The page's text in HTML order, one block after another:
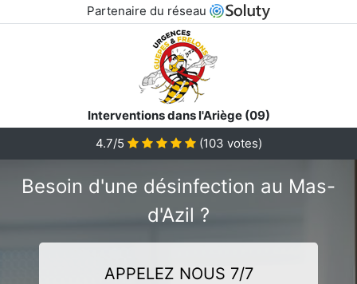
Partenaire du réseau
Interventions dans l'Ariège (09)
4.7/5 (103 votes)
Besoin d'une désinfection au Mas-
d'Azil ?
APPELEZ NOUS 7/7